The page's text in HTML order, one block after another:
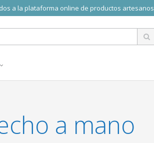
a la plataforma online de productos artesanos
a mano